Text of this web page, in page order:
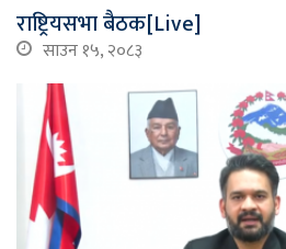
राष्ट्रियसभा बैठक[Live]
साउन १५, २०८३